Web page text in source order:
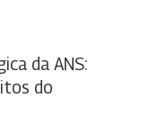
da ANS:
do